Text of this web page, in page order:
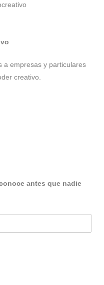
a empresas y particulares
creativo.
antes que nadie